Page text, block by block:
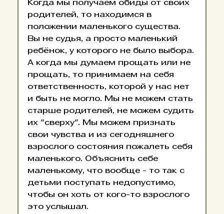
Когда мы получаем обиды от своих
родителей, то находимся в
положении маленького существа.
Вы не судья, а просто маленький
ребёнок, у которого не было выбора.
А когда мы думаем прощать или не
прощать, то принимаем на себя
ответственность, которой у нас нет
и быть не могло. Мы не можем стать
старше родителей, не можем судить
их "сверху". Мы можем признать
свои чувства и из сегодняшнего
взрослого состояния пожалеть себя
маленького. Объяснить себе
маленькому, что вообще - то так с
детьми поступать недопустимо,
чтобы он хоть от кого-то взрослого
это услышал.